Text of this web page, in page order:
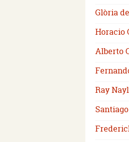
Glòria
Horacio
Alberto
Ray